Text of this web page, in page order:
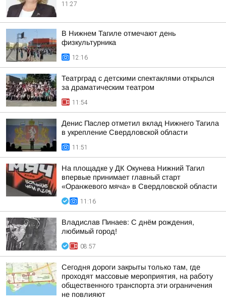
11:27
В Нижнем Тагиле отмечают день
физкультурника
12:16
Театрград с детскими спектаклями открылся
за драматическим театром
11:54
Денис Паслер отметил вклад Нижнего Тагила
в укрепление Свердловской области
11:51
На площадке у ДК Окунева Нижний Тагил
впервые принимает главный старт
«Оранжевого мяча» в Свердловской области
11:16
Владислав Пинаев: С днём рождения,
любимый город!
08:57
Сегодня дороги закрыты только там, где
проходят массовые мероприятия, на работу
общественного транспорта эти ограничения
не повлияют